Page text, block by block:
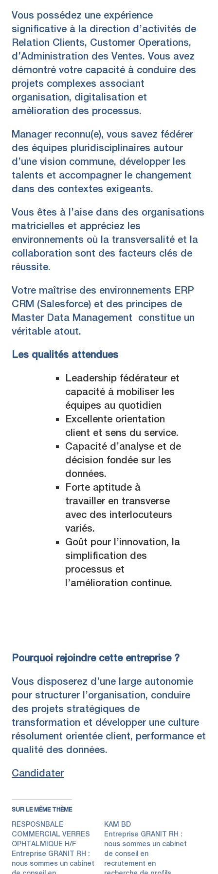
Vous possédez une expérience
significative à la direction d’activités de
Relation Clients, Customer Operations,
d’Administration des Ventes. Vous avez
démontré votre capacité à conduire des
projets complexes associant
organisation, digitalisation et
amélioration des processus.
Manager reconnu(e), vous savez fédérer
des équipes pluridisciplinaires autour
d’une vision commune, développer les
talents et accompagner le changement
dans des contextes exigeants.
Vous êtes à l’aise dans des organisations
matricielles et appréciez les
environnements où la transversalité et la
collaboration sont des facteurs clés de
réussite.
Votre maîtrise des environnements ERP
CRM (Salesforce) et des principes de
Master Data Management
constitue un
véritable atout.
Les qualités attendues
Leadership fédérateur et
capacité à mobiliser les
équipes au quotidien
Excellente orientation
client et sens du service.
Capacité d’analyse et de
décision fondée sur les
données.
Forte aptitude à
travailler en transverse
avec des interlocuteurs
variés.
Goût pour l’innovation, la
simplification des
processus et
l’amélioration continue.
Pourquoi rejoindre cette entreprise ?
Vous disposerez d’une large autonomie
pour structurer l’organisation, conduire
des projets stratégiques de
transformation et développer une culture
résolument orientée client, performance et
qualité des données.
Candidater
SUR LE MÊME THÈME
RESPOSNBALE
COMMERCIAL VERRES
OPHTALMIQUE H/F
Entreprise GRANIT RH :
nous sommes un cabinet
KAM BD
Entreprise GRANIT RH :
nous sommes un cabinet
de conseil en
recrutement en